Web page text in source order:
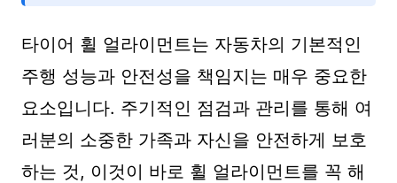
타이어 휠 얼라이먼트는 자동차의 기본적인
주행 성능과 안전성을 책임지는 매우 중요한
요소입니다. 주기적인 점검과 관리를 통해 여
러분의 소중한 가족과 자신을 안전하게 보호
하는 것, 이것이 바로 휠 얼라이먼트를 꼭 해